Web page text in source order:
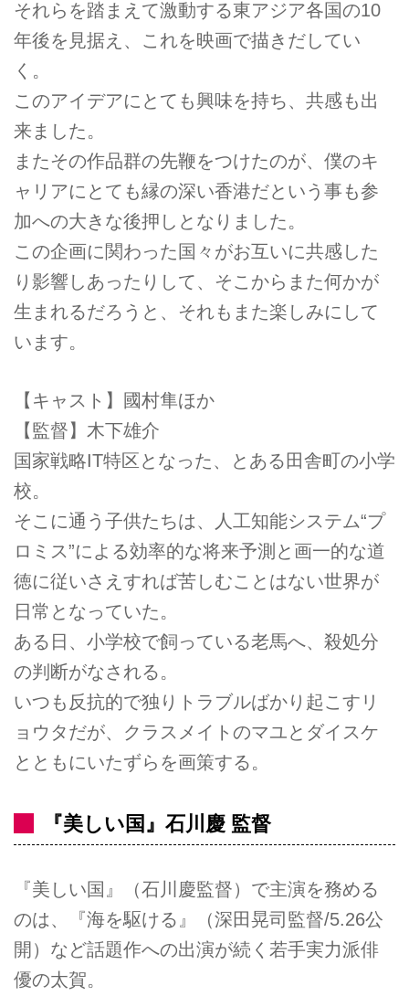
それらを踏まえて激動する東アジア各国の10
年後を見据え、これを映画で描きだしてい
く。
このアイデアにとても興味を持ち、共感も出
来ました。
またその作品群の先鞭をつけたのが、僕のキ
ャリアにとても縁の深い香港だという事も参
加への大きな後押しとなりました。
この企画に関わった国々がお互いに共感した
り影響しあったりして、そこからまた何かが
生まれるだろうと、それもまた楽しみにして
います。
【キャスト】國村隼ほか
【監督】木下雄介
国家戦略IT特区となった、とある田舎町の小学
校。
そこに通う子供たちは、人工知能システム“プ
ロミス”による効率的な将来予測と画一的な道
徳に従いさえすれば苦しむことはない世界が
日常となっていた。
ある日、小学校で飼っている老馬へ、殺処分
の判断がなされる。
いつも反抗的で独りトラブルばかり起こすリ
ョウタだが、クラスメイトのマユとダイスケ
とともにいたずらを画策する。
『美しい国』石川慶 監督
『美しい国』（石川慶監督）で主演を務める
のは、『海を駆ける』（深田晃司監督/5.26公
開）など話題作への出演が続く若手実力派俳
優の太賀。